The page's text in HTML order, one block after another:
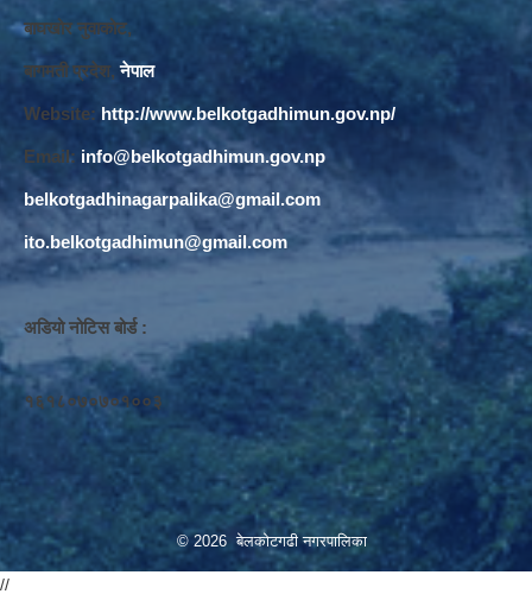
बाघखोर नुवाकोट,
बागमती प्रदेश, नेपाल
Website: http://www.belkotgadhimun.gov.np/
Email: info@belkotgadhimun.gov.np
belkotgadhinagarpalika@gmail.com
ito.belkotgadhimun@gmail.com
अडियो नोटिस बोर्ड :
१६१८०७०७०१००३
© 2026 बेलकोटगढी नगरपालिका
//